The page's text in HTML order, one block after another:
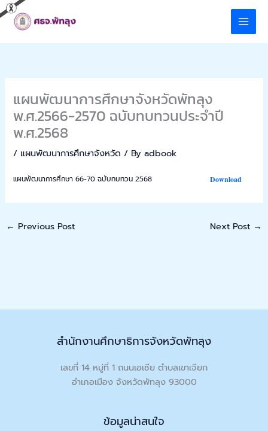
Skip
to
แผนพัฒนาการศึกษาจังหวัดพัทลุง
พ.ศ.2566-2570 ฉบับทบทวนประจำปี
พ.ศ.2568
/ แผนพัฒนาการศึกษาจังหวัด / Byadbook
แผนพัฒนาการศึกษา 66-70 ฉบับทบทวน 2568 Download
← Previous Post Next Post →
สำนักงานศึกษาธิการจังหวัดพัทลุง
เลขที่ 14 หมู่ที่ 1 ถนนเอเชีย ตำบลเขาเจียก
อำเภอเมือง จังหวัดพัทลุง 93000
ข้อมูลน่าสนใจ